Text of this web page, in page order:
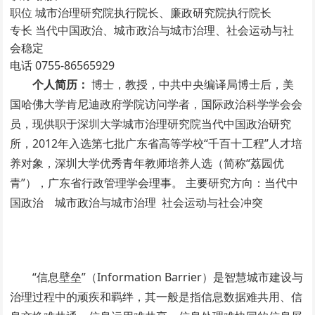
职位 城市治理研究院执行院长、廉政研究院执行院长
专长 当代中国政治、城市政治与城市治理、社会运动与社
会稳定
电话 0755-86565929
个人简历： 博士，教授，中共中央编译局博士后，美
国哈佛大学肯尼迪政府学院访问学者，国际政治科学学会会
员，现供职于深圳大学城市治理研究院当代中国政治研究
所，2012年入选第七批广东省高等学校“千百十工程”人才培
养对象，深圳大学优秀青年教师培养人选（简称“荔园优
青”），广东省行政管理学会理事。 主要研究方向：当代中
国政治 城市政治与城市治理 社会运动与社会冲突
“信息壁垒”（Information Barrier）是智慧城市建设与
治理过程中的顽疾和羁绊，其一般是指信息数据难共用、信